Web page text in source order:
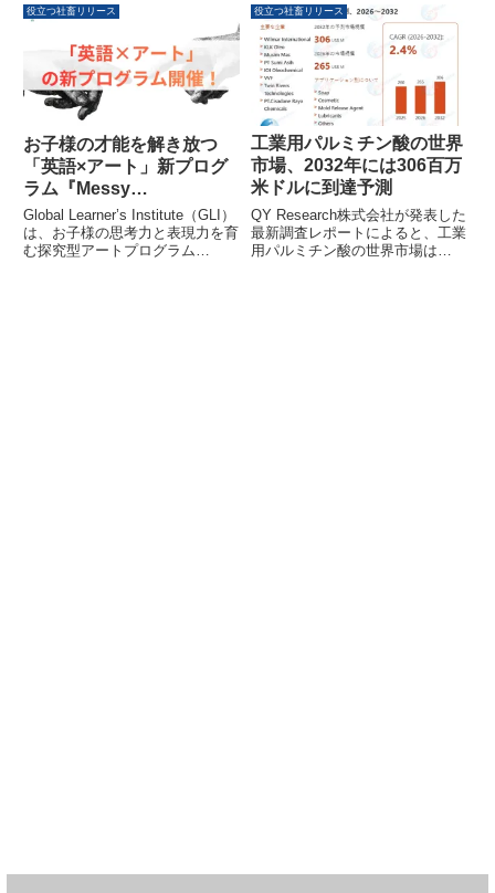
AWARD2025」において、中・小
規模センター部門で優秀賞を受賞
しました。従業員の「能力の発
揮」や「健全な職場」が高く評価
された結果です。
より、福利厚生の管理一元化と従
業員の健康管理の高度化が図ら
れ、物価高騰が続く中で注目され
る“第3の賃上げ”として、実質的
な手取り向上が期待されていま
す。
役立つ社畜リリース
お子様の才能を解き放つ
「英語×アート」新プログ
ラム『Messy
Masterpiece』がGLI広尾
校で始動
Global Learner’s Institute（GLI）
は、お子様の思考力と表現力を育
む探究型アートプログラム
役立つ社畜リリース
工業用パルミチン酸の世界
市場、2032年には306百万
米ドルに到達予測
QY Research株式会社が発表した
最新調査レポートによると、工業
用パルミチン酸の世界市場は